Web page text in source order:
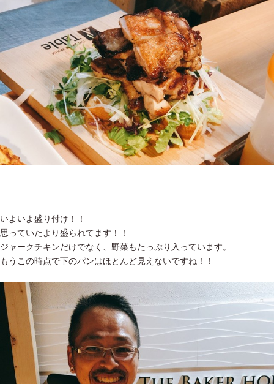
いよいよ盛り付け！！
思っていたより盛られてます！！
ジャークチキンだけでなく、野菜もたっぷり入っています。
もうこの時点で下のパンはほとんど見えないですね！！